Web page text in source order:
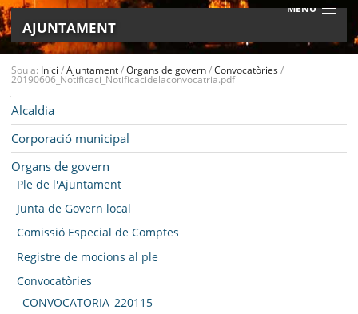
MENU
AJUNTAMENT
BELL-LLOC SOLUCIONA
Sou a: Inici /Ajuntament/Organs de govern/Convocatòries/
20190606_Notificaci_Notificacidelaconvocatria.pdf
Alcaldia
Corporació municipal
Organs de govern
Ple de l'Ajuntament
Junta de Govern local
Comissió Especial de Comptes
Registre de mocions al ple
Convocatòries
CONVOCATORIA_220115